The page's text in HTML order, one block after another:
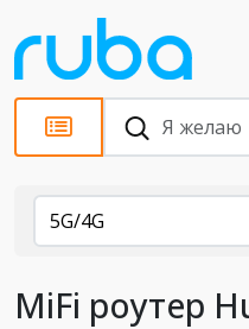
Каталог
5G/4G
MiFi роутер